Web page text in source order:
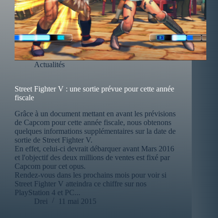
Actualités
Street Fighter V : une sortie prévue pour cette année
fiscale
Grâce à un document mettant en avant les prévisions
de Capcom pour cette année fiscale, nous obtenons
quelques informations supplémentaires sur la date de
sortie de Street Fighter V.
En effet, celui-ci devrait débarquer avant Mars 2016
et l'objectif des deux millions de ventes est fixé par
Capcom pour cet opus.
Rendez-vous dans les prochains mois pour voir si
Street Fighter V atteindra ce chiffre sur nos
PlayStation 4 et PC...
Drei
11 mai 2015